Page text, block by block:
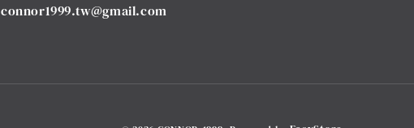
connor1999.tw@gmail.com